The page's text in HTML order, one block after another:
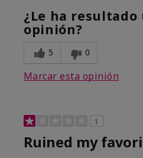
¿Le ha
opinión?
5 0
Marcar esta opinión
1
Ruined my